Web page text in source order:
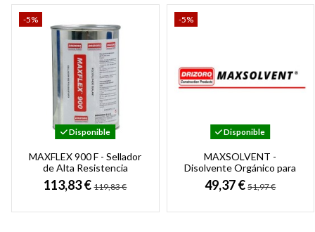
-5%
Disponible
MAXFLEX 900 F - Sellador
de Alta Resistencia
Química para Inmersión
Permanente
113,83 €119,83 €
-5%
Disponible
MAXSOLVENT -
Disolvente Orgánico para
Productos Drizoro
49,37 €51,97 €